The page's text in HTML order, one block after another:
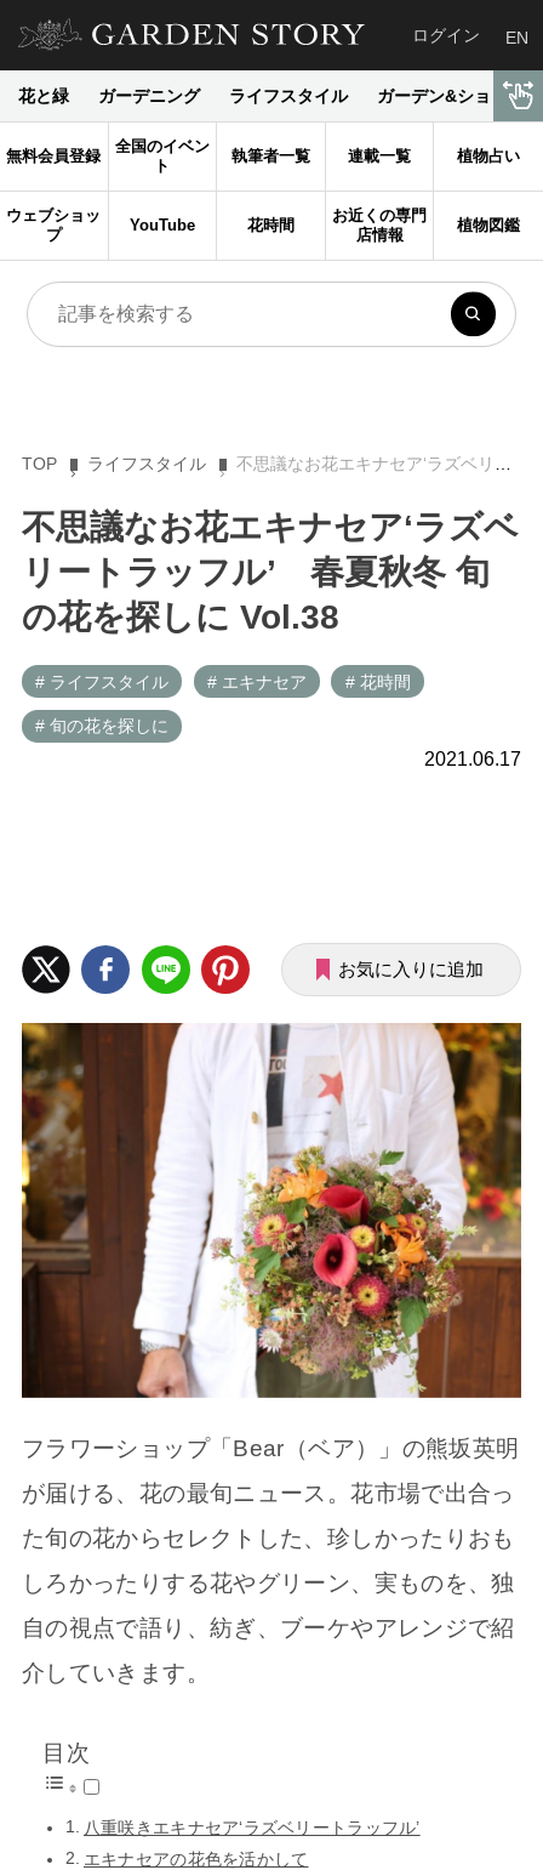
ログイン EN
花と緑 ガーデニング ライフスタイル ガーデン&ショップ
無料会員登録
全国のイベン
ト
執筆者一覧 連載一覧 植物占い
ウェブショッ
プ
YouTube 花時間
お近くの専門
店情報
植物図鑑
TOP ライフスタイル 不思議なお花エキナセア‘ラズベリートラッフル’ 春夏秋冬 旬の花を探しに Vol.38
不思議なお花エキナセア‘ラズベ
リートラッフル’ 春夏秋冬 旬
の花を探しに Vol.38
# ライフスタイル # エキナセア # 花時間
# 旬の花を探しに
2021.06.17
お気に入りに追加
フラワーショップ「Bear（ベア）」の熊坂英明
が届ける、花の最旬ニュース。花市場で出合っ
た旬の花からセレクトした、珍しかったりおも
しろかったりする花やグリーン、実ものを、独
自の視点で語り、紡ぎ、ブーケやアレンジで紹
介していきます。
目次
八重咲きエキナセア‘ラズベリートラッフル’
エキナセアの花色を活かして